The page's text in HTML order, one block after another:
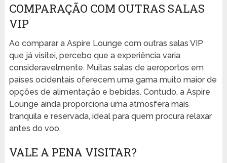
COMPARAÇÃO COM OUTRAS SALAS
VIP
Ao comparar a Aspire Lounge com outras salas VIP
que já visitei, percebo que a experiência varia
consideravelmente. Muitas salas de aeroportos em
países ocidentais oferecem uma gama muito maior de
opções de alimentação e bebidas. Contudo, a Aspire
Lounge ainda proporciona uma atmosfera mais
tranquila e reservada, ideal para quem procura relaxar
antes do voo.
VALE A PENA VISITAR?